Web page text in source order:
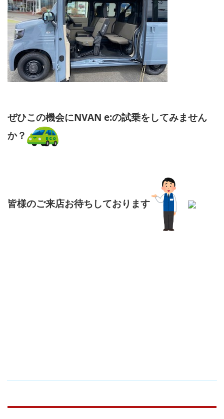
ぜひこの機会にNVAN e:の試乗をしてみません
か？
皆様のご来店お待ちしております